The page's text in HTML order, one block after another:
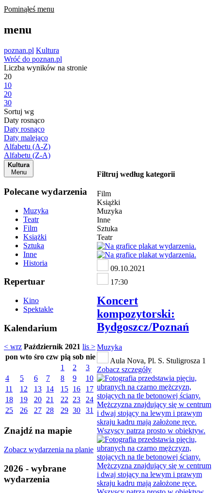
Pominąłeś menu
menu
poznan.pl Kultura
Wróć do poznan.pl
Liczba wyników na stronie
20
10
20
30
Sortuj wg
Daty rosnąco
Daty rosnąco
Daty malejąco
Alfabetu (A-Z)
Alfabetu (Z-A)
Kultura
Menu
Polecane wydarzenia
Muzyka
Teatr
Film
Książki
Sztuka
Inne
Historia
Repertuar
Kino
Spektakle
Kalendarium
< wrz Październik 2021 lis >
pon wto śro czw pią sob nie
1
2
3
4
5 6 7 8 9
10
11
12 13 14 15 16
17
18
19 20 21 22 23
24
25
26 27 28 29 30 31
Znajdź na mapie
Zobacz wydarzenia na planie
2026 - wybrane
wydarzenia
Filtruj według kategorii
Film
Książki
Muzyka
Inne
Sztuka
Teatr
09.10.2021
17:30
Koncert
kompozytorski:
Bydgoszcz/Poznań
Muzyka
Aula Nova, Pl. S. Stuligrosza 1
Zobacz szczegóły